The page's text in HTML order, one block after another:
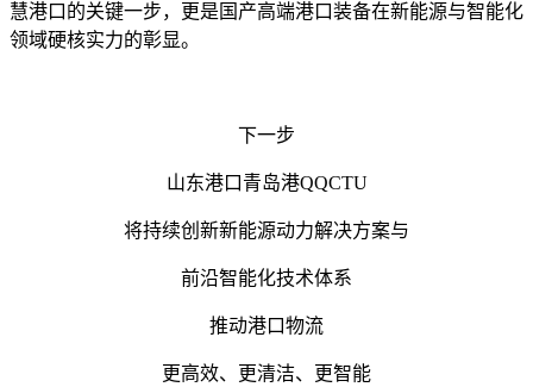
慧港口的关键一步，更是国产高端港口装备在新能源与智能化
领域硬核实力的彰显。
下一步
山东港口青岛港QQCTU
将持续创新新能源动力解决方案与
前沿智能化技术体系
推动港口物流
更高效、更清洁、更智能